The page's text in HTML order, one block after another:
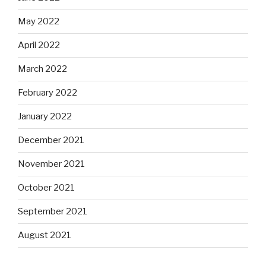
May 2022
April 2022
March 2022
February 2022
January 2022
December 2021
November 2021
October 2021
September 2021
August 2021